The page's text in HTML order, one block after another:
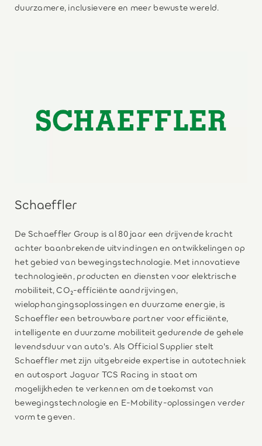
duurzamere, inclusievere en meer bewuste wereld.
Schaeffler
De Schaeffler Group is al 80 jaar een drijvende kracht
achter baanbrekende uitvindingen en ontwikkelingen op
het gebied van bewegingstechnologie. Met innovatieve
technologieën, producten en diensten voor elektrische
mobiliteit, CO₂-effíciënte aandrijvingen,
wielophangingsoplossingen en duurzame energie, is
Schaeffler een betrouwbare partner voor efficiënte,
intelligente en duurzame mobiliteit gedurende de gehele
levendsduur van auto's. Als Official Supplier stelt
Schaeffler met zijn uitgebreide expertise in autotechniek
en autosport Jaguar TCS Racing in staat om
mogelijkheden te verkennen om de toekomst van
bewegingstechnologie en E-Mobility-oplossingen verder
vorm te geven.